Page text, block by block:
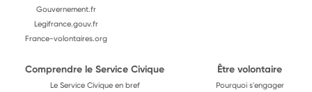
Gouvernement.fr
Legifrance.gouv.fr
France-volontaires.org
Comprendre le Service Civique
Le Service Civique en bref
Être volontaire
Pourquoi s'engager